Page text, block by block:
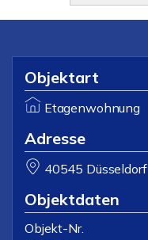
Objektart
Etagenwohnung
Adresse
40545 Düsseldorf
Objektdaten
Objekt-Nr.